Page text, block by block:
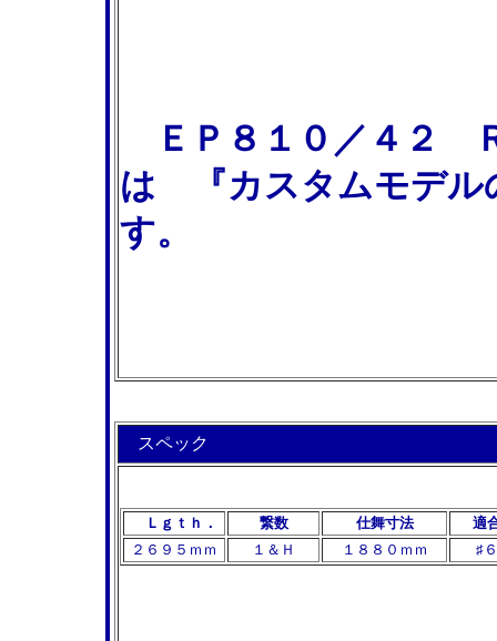
ＥＰ８１０／４２
は 『カスタムモデル
す。
スペック
Ｌｇｔｈ． 繋数 仕舞寸法
適
２６９５ｍｍ
１＆Ｈ １８８０ｍｍ ♯